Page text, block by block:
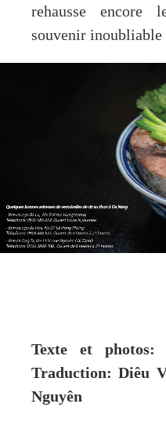
rehausse encore
souvenir inoubliable
Texte et photos:
Traduction: Diêu
Nguyên